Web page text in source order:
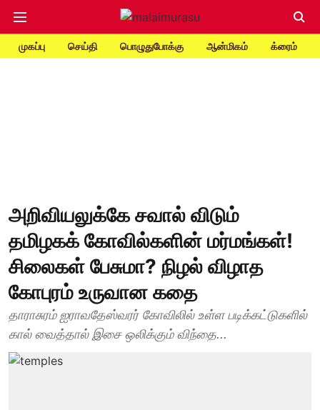
முகப்பு செய்தி பொழுதுபோக்கு ஆன்மிகம் க்ரைம்
அறிவியலுக்கே சவால் விடும்
தமிழகக் கோவில்களின் மர்மங்கள்!
சிலைகள் பேசுமா? நிழல் விழாத
கோபுரம் உருவான கதை
தாராசுரம் ஐராவதேஸ்வரர் கோவிலில் உள்ள படிக்கட்டுகளில்
கால் வைத்தால் இசை ஒலிக்கும் விந்தை...